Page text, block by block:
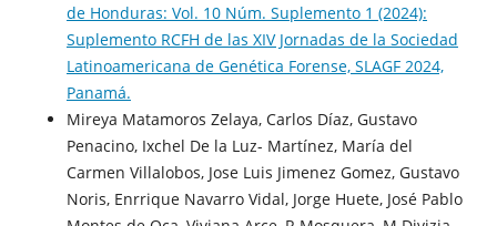
de Honduras: Vol. 10 Núm. Suplemento 1 (2024):
Suplemento RCFH de las XIV Jornadas de la Sociedad
Latinoamericana de Genética Forense, SLAGF 2024,
Panamá.
Mireya Matamoros Zelaya, Carlos Díaz, Gustavo
Penacino, Ixchel De la Luz- Martínez, María del
Carmen Villalobos, Jose Luis Jimenez Gomez, Gustavo
Noris, Enrrique Navarro Vidal, Jorge Huete, José Pablo